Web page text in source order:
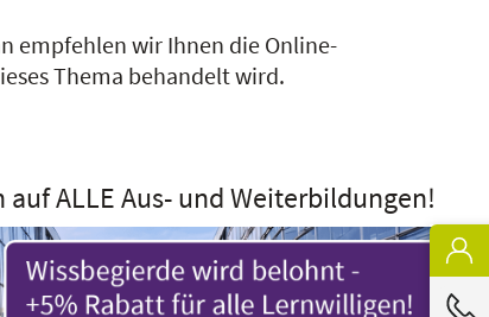
empfehlen wir Ihnen die Online-
Thema behandelt wird.
ALLE Aus- und Weiterbildungen!